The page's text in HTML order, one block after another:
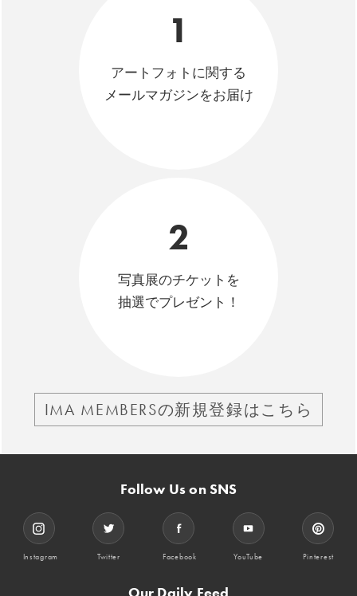
1
アートフォトに関する
メールマガジンをお届け
2
写真展のチケットを
抽選でプレゼント！
IMA MEMBERSの新規登録はこちら
Follow Us on SNS
Instagram Twitter Facebook YouTube Pinterest